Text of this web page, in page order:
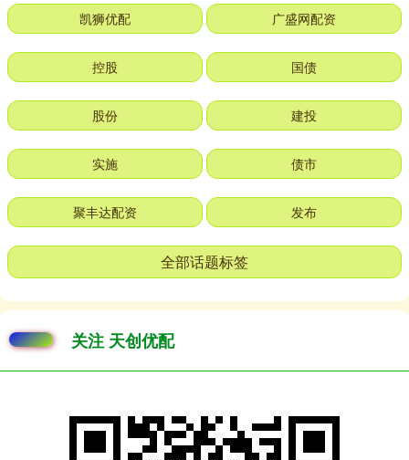
凯狮优配 广盛网配资
控股 国债
股份 建投
实施 债市
聚丰达配资 发布
全部话题标签
关注 天创优配